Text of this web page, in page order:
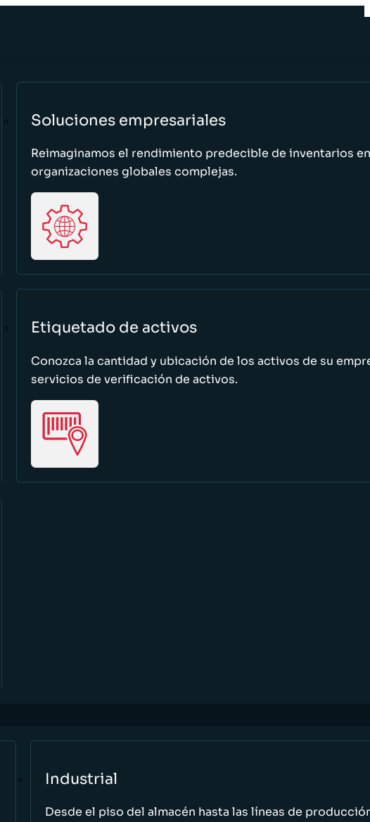
Soluciones empresariales
Reimaginamos el rendimiento predecible de inventarios en
organizaciones globales complejas.
Etiquetado de activos
Conozca la cantidad y ubicación de los activos de su
servicios de verificación de activos.
Industrial
Desde el piso del almacén hasta las líneas de